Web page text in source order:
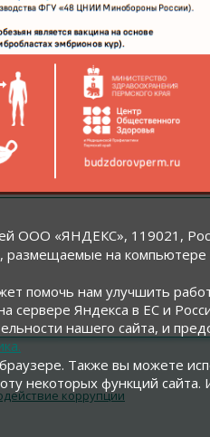
коррупции
ООО «ЯНДЕКС», 119021,
на компьютере
помочь нам улучшить
сервере Яндекса в ЕС и
нашего сайта, и
Также вы можете
функций сайта.